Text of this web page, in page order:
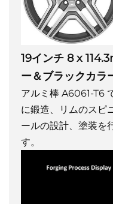
19インチ 8 x
ー＆ブラックカラ
アルミ棒 A6061-T6
に鍛造、リムのスピ
ールの設計、塗装を
す。